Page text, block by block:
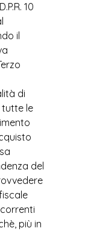
10
il
di
tutte le
del
più in